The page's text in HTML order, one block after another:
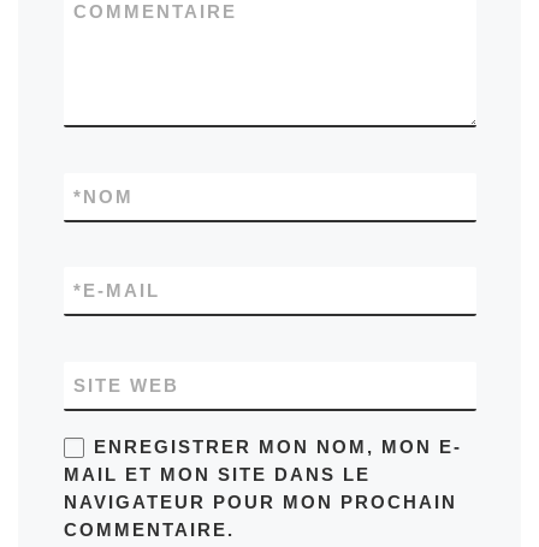
COMMENTAIRE
NOM
*
E-MAIL
*
SITE WEB
ENREGISTRER MON NOM, MON E-
MAIL ET MON SITE DANS LE
NAVIGATEUR POUR MON PROCHAIN
COMMENTAIRE.